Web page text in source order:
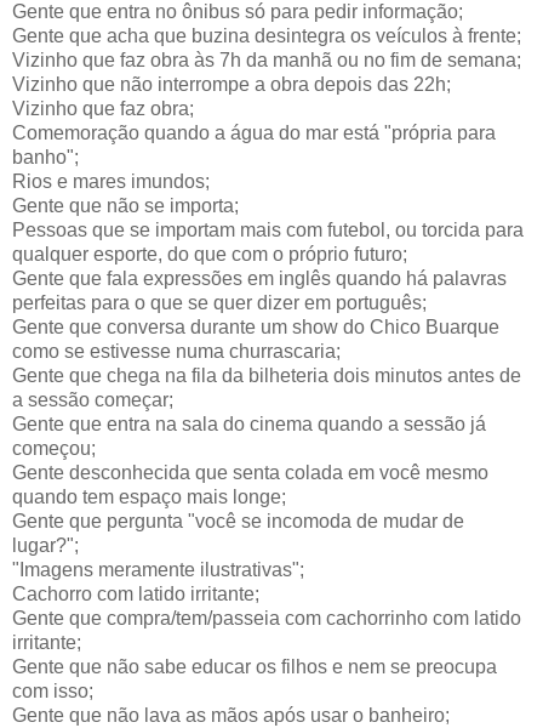
Gente que entra no ônibus só para pedir informação;
Gente que acha que buzina desintegra os veículos à frente;
Vizinho que faz obra às 7h da manhã ou no fim de semana;
Vizinho que não interrompe a obra depois das 22h;
Vizinho que faz obra;
Comemoração quando a água do mar está "própria para
banho";
Rios e mares imundos;
Gente que não se importa;
Pessoas que se importam mais com futebol, ou torcida para
qualquer esporte, do que com o próprio futuro;
Gente que fala expressões em inglês quando há palavras
perfeitas para o que se quer dizer em português;
Gente que conversa durante um show do Chico Buarque
como se estivesse numa churrascaria;
Gente que chega na fila da bilheteria dois minutos antes de
a sessão começar;
Gente que entra na sala do cinema quando a sessão já
começou;
Gente desconhecida que senta colada em você mesmo
quando tem espaço mais longe;
Gente que pergunta "você se incomoda de mudar de
lugar?";
"Imagens meramente ilustrativas";
Cachorro com latido irritante;
Gente que compra/tem/passeia com cachorrinho com latido
irritante;
Gente que não sabe educar os filhos e nem se preocupa
com isso;
Gente que não lava as mãos após usar o banheiro;